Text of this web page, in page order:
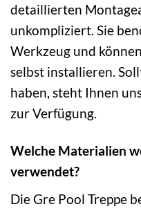
detaillierten
unkompliziert. Sie
Werkzeug und
selbst installieren.
haben, steht Ihnen
zur Verfügung.
Welche Materialien
verwendet?
Die Gre Pool Treppe